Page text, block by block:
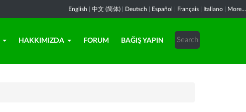
English 中文 (简体) Deutsch Español Français Italiano More...
HAKKIMIZDA FORUM BAĞIŞ YAPIN